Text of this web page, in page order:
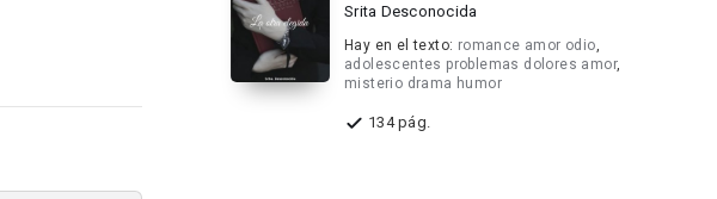
Srita Desconocida
Hay en el texto: romance amor odio,
adolescentes problemas dolores amor,
misterio drama humor
134 pág.